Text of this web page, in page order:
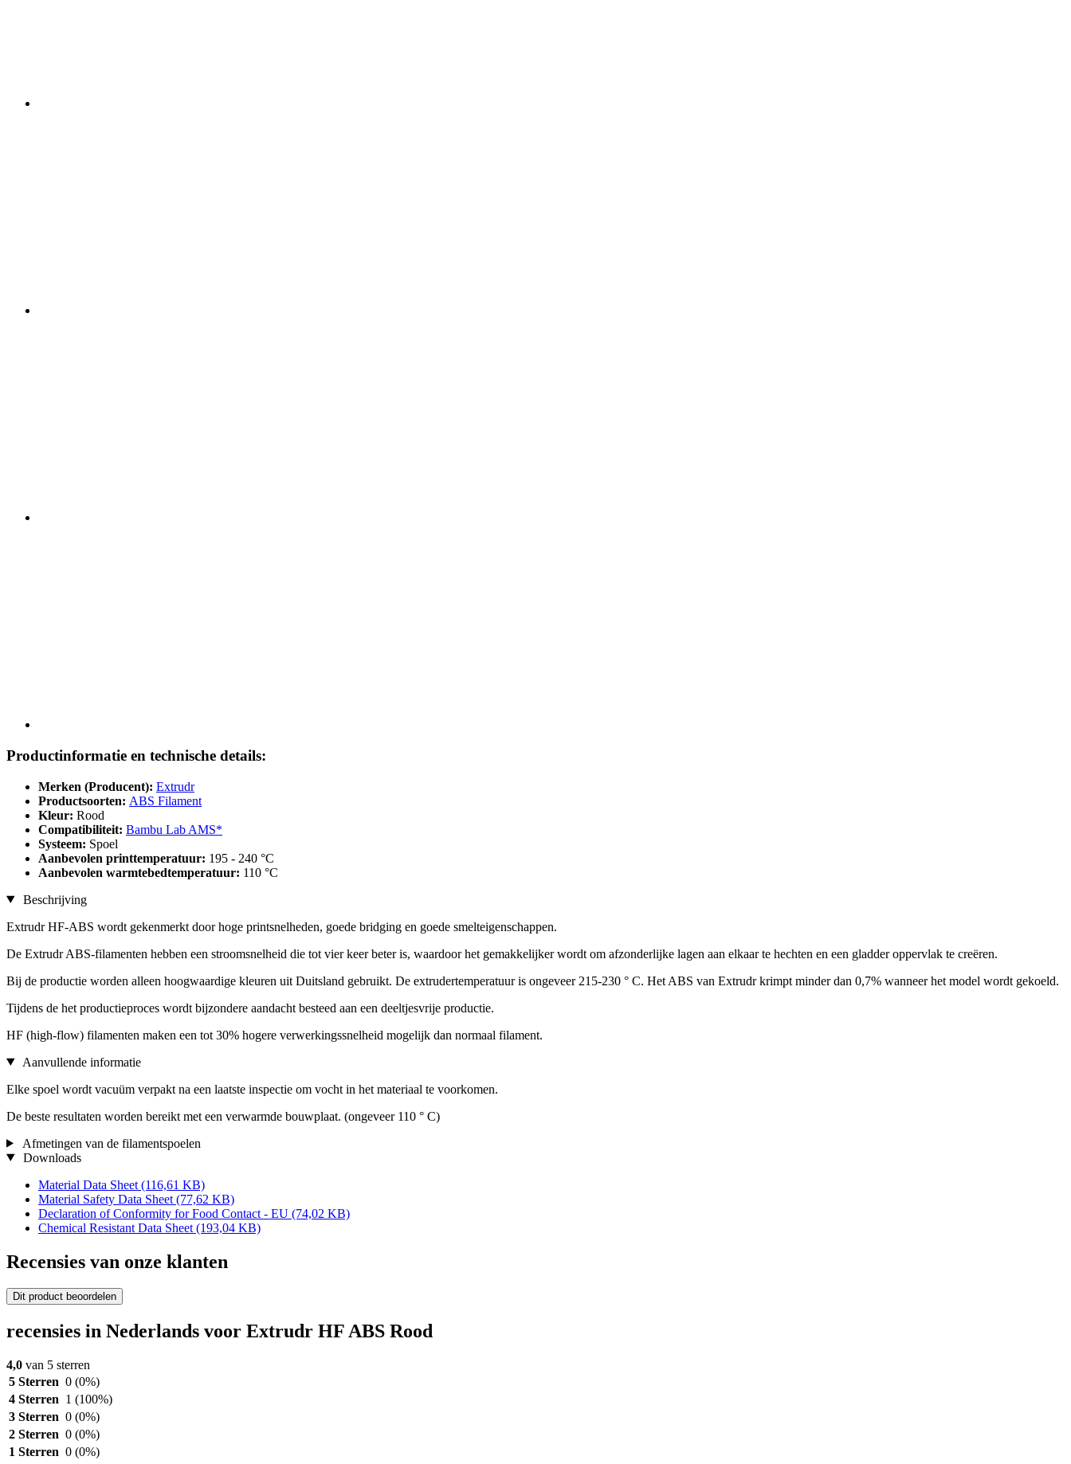
Productinformatie en technische details:
Merken (Producent): Extrudr
Productsoorten: ABS Filament
Kleur: Rood
Compatibiliteit: Bambu Lab AMS*
Systeem: Spoel
Aanbevolen printtemperatuur: 195 - 240 °C
Aanbevolen warmtebedtemperatuur: 110 °C
Beschrijving
Extrudr HF-ABS wordt gekenmerkt door hoge printsnelheden, goede bridging en goede smelteigenschappen.
De Extrudr ABS-filamenten hebben een stroomsnelheid die tot vier keer beter is, waardoor het gemakkelijker wordt om afzonderlijke lagen aan elkaar te hechten en een gladder oppervlak te creëren.
Bij de productie worden alleen hoogwaardige kleuren uit Duitsland gebruikt. De extrudertemperatuur is ongeveer 215-230 ° C. Het ABS van Extrudr krimpt minder dan 0,7% wanneer het model wordt gekoeld.
Tijdens de het productieproces wordt bijzondere aandacht besteed aan een deeltjesvrije productie.
HF (high-flow) filamenten maken een tot 30% hogere verwerkingssnelheid mogelijk dan normaal filament.
Aanvullende informatie
Elke spoel wordt vacuüm verpakt na een laatste inspectie om vocht in het materiaal te voorkomen.
De beste resultaten worden bereikt met een verwarmde bouwplaat. (ongeveer 110 ° C)
Afmetingen van de filamentspoelen
Downloads
Material Data Sheet (116,61 KB)
Material Safety Data Sheet (77,62 KB)
Declaration of Conformity for Food Contact - EU (74,02 KB)
Chemical Resistant Data Sheet (193,04 KB)
Recensies van onze klanten
Dit product beoordelen
recensies in Nederlands voor Extrudr HF ABS Rood
4,0 van 5 sterren
5 Sterren 0 (0%)
4 Sterren 1 (100%)
3 Sterren 0 (0%)
2 Sterren 0 (0%)
1 Sterren 0 (0%)